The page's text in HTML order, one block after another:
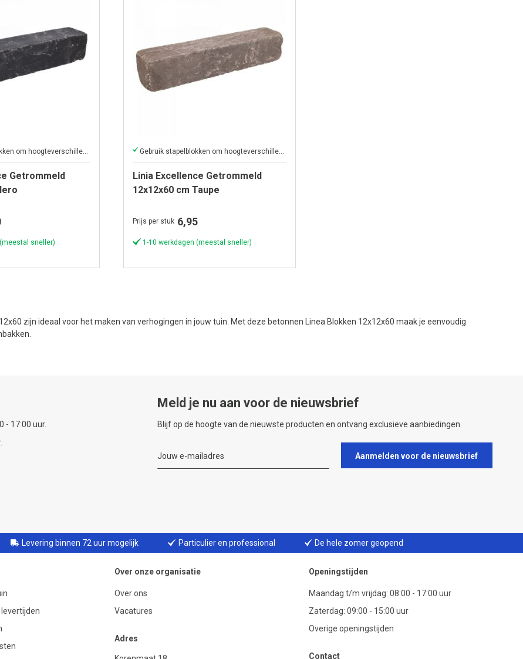
Gebruik stapelblokken om hoogteverschillen in uw tuin te creëren
Getrommeld
sneller)
Gebruik stapelblokken om hoogteverschillen in uw tuin te creëren
Linia Excellence Getrommeld
12x12x60 cm Taupe
Prijs per stuk 6,95
1-10 werkdagen (meestal sneller)
zijn ideaal voor het maken van verhogingen in jouw tuin. Met deze betonnen Linea Blokken 12x12x60 maak je eenvoudig
- 17:00 uur.
Meld je nu aan voor de nieuwsbrief
Blijf op de hoogte van de nieuwste producten en ontvang exclusieve aanbiedingen.
Aanmelden voor de nieuwsbrief
Levering binnen 72 uur mogelijk Particulier en professional De hele zomer geopend
Over onze organisatie
Over ons
Vacatures
Adres
Openingstijden
Maandag t/m vrijdag: 08:00 - 17:00 uur
Zaterdag: 09:00 - 15:00 uur
Overige openingstijden
Contact